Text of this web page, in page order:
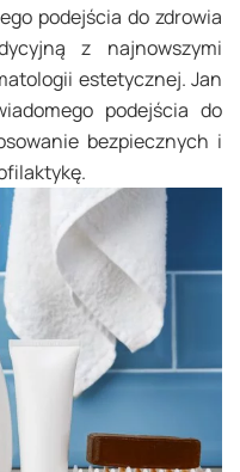
podejścia do zdrowia
z najnowszymi
estetycznej. Jan
podejścia do
bezpiecznych i